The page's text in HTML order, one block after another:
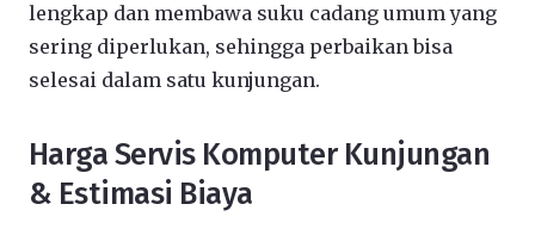
lengkap dan membawa suku cadang umum yang
sering diperlukan, sehingga perbaikan bisa
selesai dalam satu kunjungan.
Harga Servis Komputer Kunjungan
& Estimasi Biaya